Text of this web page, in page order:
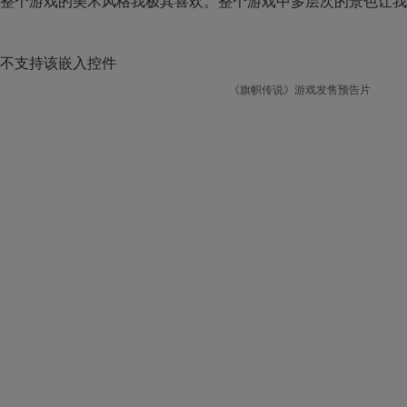
不支持该嵌入控件
《旗帜传说》游戏发售预告片